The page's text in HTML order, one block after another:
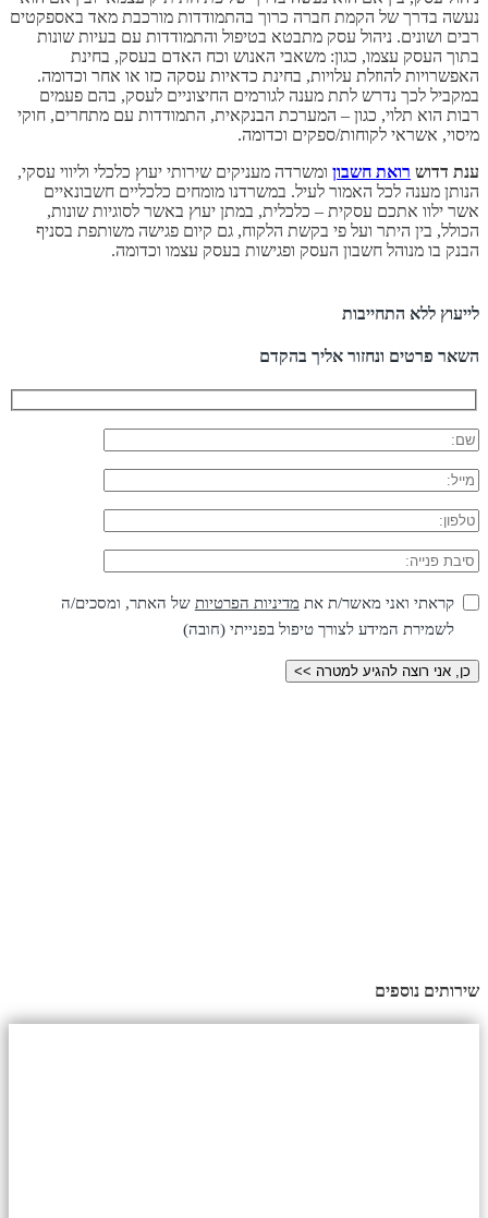
נעשה בדרך של הקמת חברה כרוך בהתמודדות מורכבת מאד באספקטים
רבים ושונים. ניהול עסק מתבטא בטיפול והתמודדות עם בעיות שונות
בתוך העסק עצמו, כגון: משאבי האנוש וכח האדם בעסק, בחינת
האפשרויות להוזלת עלויות, בחינת כדאיות עסקה כזו או אחר וכדומה.
במקביל לכך נדרש לתת מענה לגורמים החיצוניים לעסק, בהם פעמים
רבות הוא תלוי, כגון – המערכת הבנקאית, התמודדות עם מתחרים, חוקי
מיסוי, אשראי לקוחות/ספקים וכדומה.
ענת דדוש רואת חשבון ומשרדה מעניקים שירותי יעוץ כלכלי וליווי עסקי,
הנותן מענה לכל האמור לעיל. במשרדנו מומחים כלכליים חשבונאיים
אשר ילוו אתכם עסקית – כלכלית, במתן יעוץ באשר לסוגיות שונות,
הכולל, בין היתר ועל פי בקשת הלקוח, גם קיום פגישה משותפת בסניף
הבנק בו מנוהל חשבון העסק ופגישות בעסק עצמו וכדומה.
לייעוץ ללא התחייבות
השאר פרטים ונחזור אליך בהקדם
קראתי ואני מאשר/ת את מדיניות הפרטיות של האתר, ומסכים/ה
לשמירת המידע לצורך טיפול בפנייתי (חובה)
שירותים נוספים